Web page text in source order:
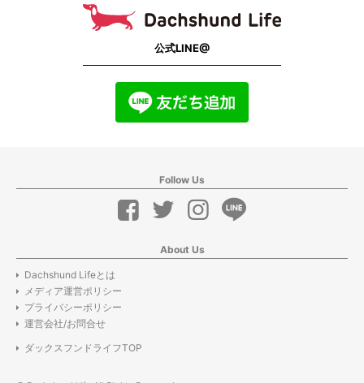
公式LINE@
Follow Us
About Us
Dachshund Lifeとは
メディア運営ポリシー
プライバシーポリシー
運営会社/お問合せ
ダックスフンドライフTOP